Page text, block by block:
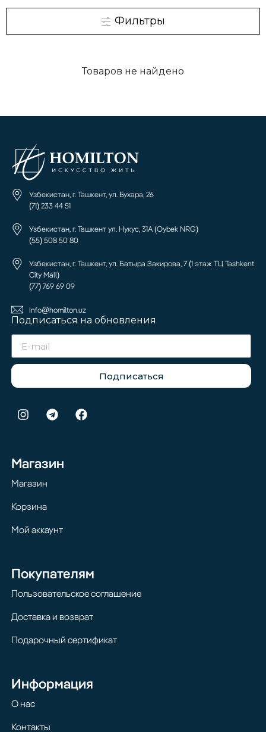
Фильтры
Товаров не найдено
Узбекистан, г. Ташкент, ул. Бухара, 26
(71) 233 44 51
Узбекистан, г. Ташкент ул. Нукус, 31А (Oybek NRG)
(55) 508 50 80
Узбекистан, г. Ташкент, ул. Батыра Закирова, 7 (1 этаж ТЦ Tashkent
City Mall)
(77) 769 69 09
Info@homilton.uz
Подписаться на обновления
Подписаться
Магазин
Магазин
Корзина
Мой аккаунт
Покупателям
Пользовательское соглашение
Доставка и возврат
Подарочный сертификат
Информация
О нас
Контакты